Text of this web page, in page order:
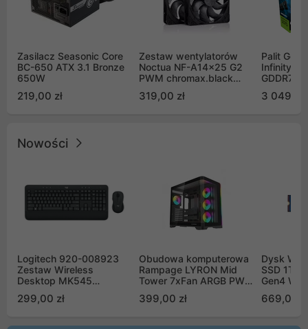
Zasilacz Seasonic Core
BC-650 ATX 3.1 Bronze
650W
219,00 zł
Zestaw wentylatorów
Noctua NF-A14x25 G2
PWM chromax.black
Push Pull (2szt)
319,00 zł
Palit
Infinity 3
GDDR7
GB2050S)
3 049,00
Nowości
Logitech 920-008923
Zestaw Wireless
Desktop MK545
299,00 zł
Obudowa komputerowa
Rampage LYRON Mid
Tower 7xFan ARGB PWM
399,00 zł
Dysk WD
SSD 1TB
Gen4
669,00